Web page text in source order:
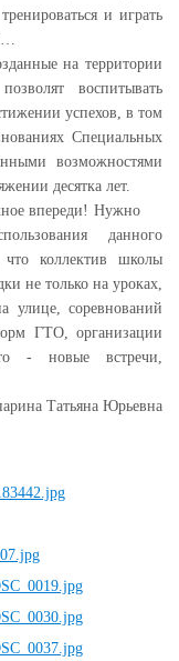
и играть
на территории
воспитывать
успехов, в том
Специальных
возможностями
десятка лет.
впереди! Нужно
данного
коллектив школы
не только на уроках,
улице, соревнований
ГТО, организации
- новые встречи,
Татьяна Юрьевна